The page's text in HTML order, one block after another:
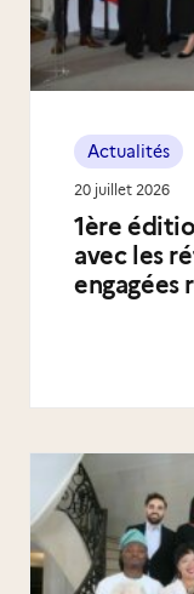
1ère
avec les
engagées
Actualités
20 juillet 2026